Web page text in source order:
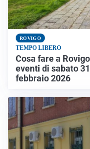
ROVIGO
TEMPO LIBERO
Cosa fare a
eventi di sabato
febbraio 2026